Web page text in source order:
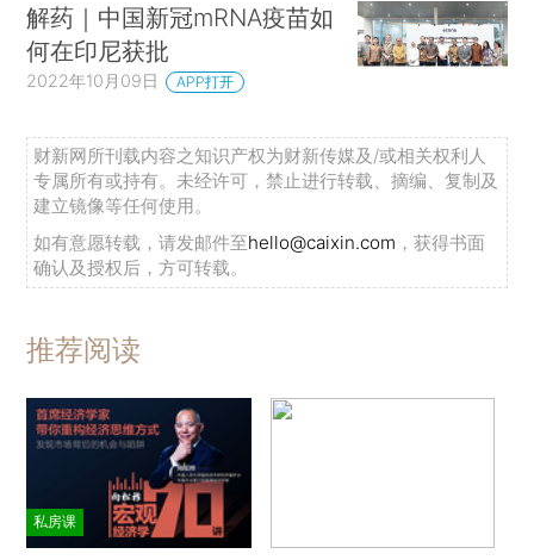
解药｜中国新冠mRNA疫苗如
何在印尼获批
2022年10月09日 APP打开
财新网所刊载内容之知识产权为财新传媒及/或相关权利人
专属所有或持有。未经许可，禁止进行转载、摘编、复制及
建立镜像等任何使用。
如有意愿转载，请发邮件至hello@caixin.com ，获得书面
确认及授权后，方可转载。
推荐阅读
私房课